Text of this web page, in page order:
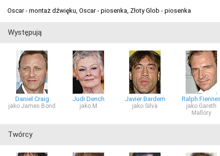
Oscar - montaż dźwięku, Oscar - piosenka, Złoty Glob - piosenka
Występują
Daniel Craig
jako James Bond
Judi Dench
jako M
Javier Bardem
jako Silva
Ralph
jako Gareth
Mallory
Twórcy